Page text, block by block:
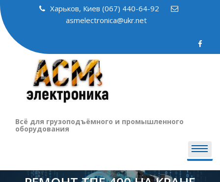
Skip
to
content
Харьков, Киев (067) 440-64-92
asmelectronica@ukr.net
Всё для грузоподъёмного и промышленного
оборудования